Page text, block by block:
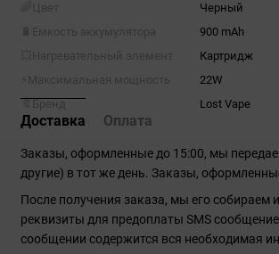
🌈Цвет
Черный
🔋Емкость аккумулятора
900 mAh
💥Нагревательный элемент
Картридж
⚡Максимальная мощность
22W
🔖Бренд
Lost Vape
Доставка Оплата
Заказы, оформленные до 15:00, мы
другие) в тот же день. Заказы,
После получения заказа, мы его собираем
реквизиты для предоплаты SMS
сообщении содержится вся необходимая